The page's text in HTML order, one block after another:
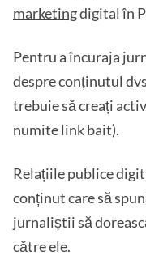
marketingdigital în
Pentru a încuraja
despre conținutul
trebuie să creați
numite link bait).
Relațiile publice
conținut care să
jurnaliștii să
către ele.